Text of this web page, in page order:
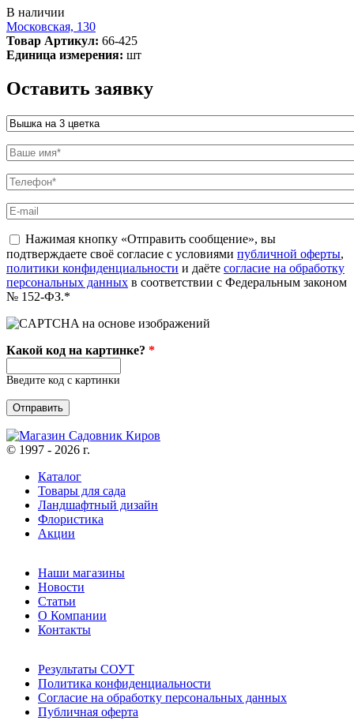
В наличии
Московская, 130
Товар Артикул: 66-425
Единица измерения: шт
Оставить заявку
Название товара
Ваше имя
Телефон
E-mail
politika*
Нажимая кнопку «Отправить сообщение», вы
подтверждаете своё согласие с условиями публичной оферты,
политики конфиденциальности и даёте согласие на обработку
персональных данных в соответствии с Федеральным законом
№ 152-ФЗ.*
Какой код на картинке? *
Введите код с картинки
© 1997 - 2026 г.
Каталог
Товары для сада
Ландшафтный дизайн
Флористика
Акции
Наши магазины
Новости
Статьи
О Компании
Контакты
Результаты СОУТ
Политика конфиденциальности
Согласие на обработку персональных данных
Публичная оферта